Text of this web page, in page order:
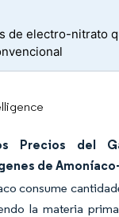
de electro-nitrato
Precios del
de
consume
la materia